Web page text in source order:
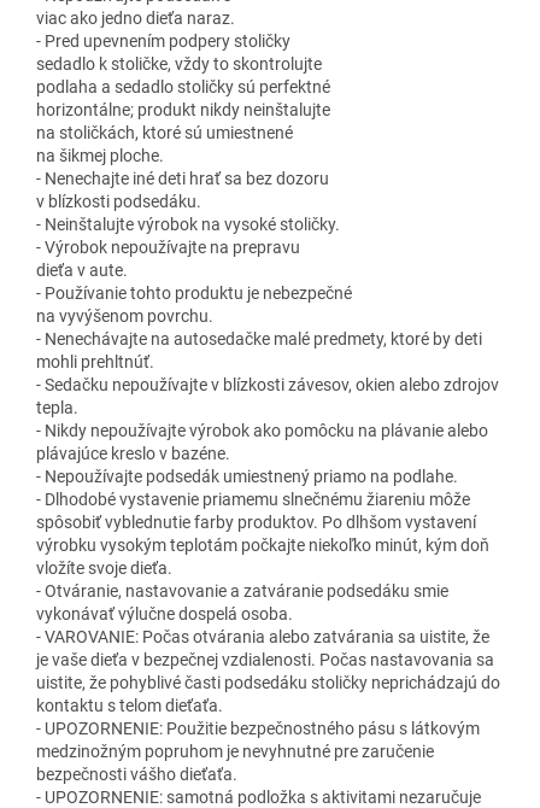
viac ako jedno dieťa naraz.
- Pred upevnením podpery stoličky
sedadlo k stoličke, vždy to skontrolujte
podlaha a sedadlo stoličky sú perfektné
horizontálne; produkt nikdy neinštalujte
na stoličkách, ktoré sú umiestnené
na šikmej ploche.
- Nenechajte iné deti hrať sa bez dozoru
v blízkosti podsedáku.
- Neinštalujte výrobok na vysoké stoličky.
- Výrobok nepoužívajte na prepravu
dieťa v aute.
- Používanie tohto produktu je nebezpečné
na vyvýšenom povrchu.
- Nenechávajte na autosedačke malé predmety, ktoré by deti
mohli prehltnúť.
- Sedačku nepoužívajte v blízkosti závesov, okien alebo zdrojov
tepla.
- Nikdy nepoužívajte výrobok ako pomôcku na plávanie alebo
plávajúce kreslo v bazéne.
- Nepoužívajte podsedák umiestnený priamo na podlahe.
- Dlhodobé vystavenie priamemu slnečnému žiareniu môže
spôsobiť vyblednutie farby produktov. Po dlhšom vystavení
výrobku vysokým teplotám počkajte niekoľko minút, kým doň
vložíte svoje dieťa.
- Otváranie, nastavovanie a zatváranie podsedáku smie
vykonávať výlučne dospelá osoba.
- VAROVANIE: Počas otvárania alebo zatvárania sa uistite, že
je vaše dieťa v bezpečnej vzdialenosti. Počas nastavovania sa
uistite, že pohyblivé časti podsedáku stoličky neprichádzajú do
kontaktu s telom dieťaťa.
- UPOZORNENIE: Použitie bezpečnostného pásu s látkovým
medzinožným popruhom je nevyhnutné pre zaručenie
bezpečnosti vášho dieťaťa.
- UPOZORNENIE: samotná podložka s aktivitami nezaručuje